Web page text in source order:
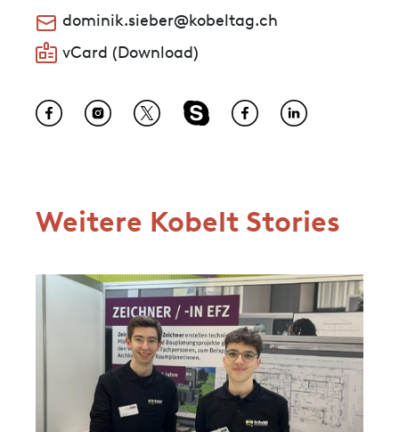
dominik.sieber@kobeltag.ch
vCard (Download)
Weitere Kobelt Stories